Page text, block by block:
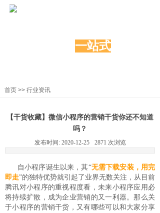
一站式
首页 >> 行业资讯
【干货收藏】微信小程序的营销干货你还不知道
吗？
发布时间: 2020-12-25 2871 次浏览
自小程序诞生以来，其“无需下载安装，用完
即走”的独特优势就引起了业界无数关注，从目前
腾讯对小程序的重视程度看，未来小程序应用必
将持续扩散，成为企业营销的又一利器。那么关
于小程序的营销干货，又有哪些可以和大家分享